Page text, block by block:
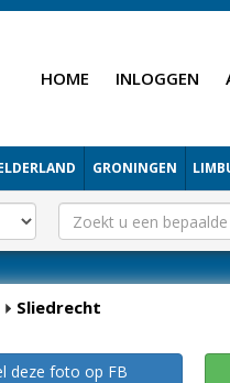
HOME INLOGGEN
GRONINGEN
Sliedrecht
deze foto op FB